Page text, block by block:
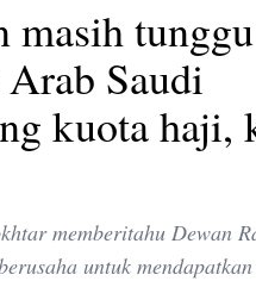
masih tunggu
Saudi
kuota haji,
memberitahu Dewan
untuk